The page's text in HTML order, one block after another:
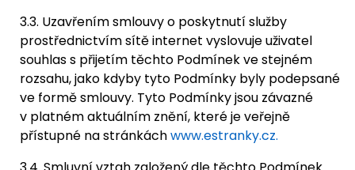
3.3. Uzavřením smlouvy o poskytnutí služby
prostřednictvím sítě internet vyslovuje uživatel
souhlas s přijetím těchto Podmínek ve stejném
rozsahu, jako kdyby tyto Podmínky byly podepsané
ve formě smlouvy. Tyto Podmínky jsou závazné
v platném aktuálním znění, které je veřejně
přístupné na stránkáchwww.estranky.cz.